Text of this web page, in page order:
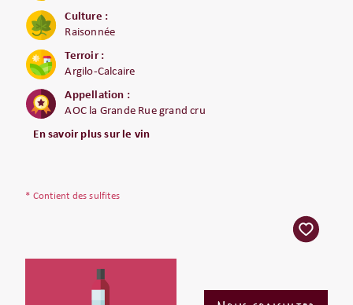
Culture :
Raisonnée
Terroir :
Argilo-Calcaire
Appellation :
AOC la Grande Rue grand cru
En savoir plus sur le vin
* Contient des sulfites